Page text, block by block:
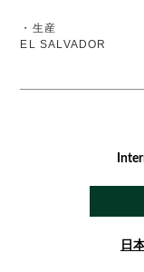
・生産
EL SALVADOR
日